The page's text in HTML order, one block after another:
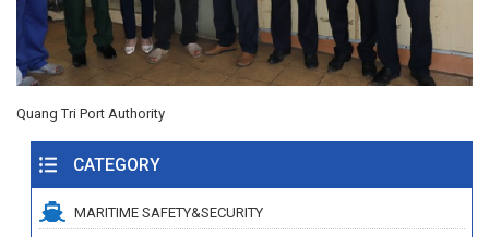
Quang Tri Port Authority
CATEGORY
MARITIME SAFETY&SECURITY